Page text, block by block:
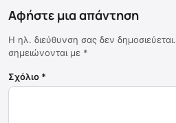
Αφήστε μια απάντηση
Η ηλ. διεύθυνση σας δεν δημοσιεύεται.
σημειώνονται με *
Σχόλιο *